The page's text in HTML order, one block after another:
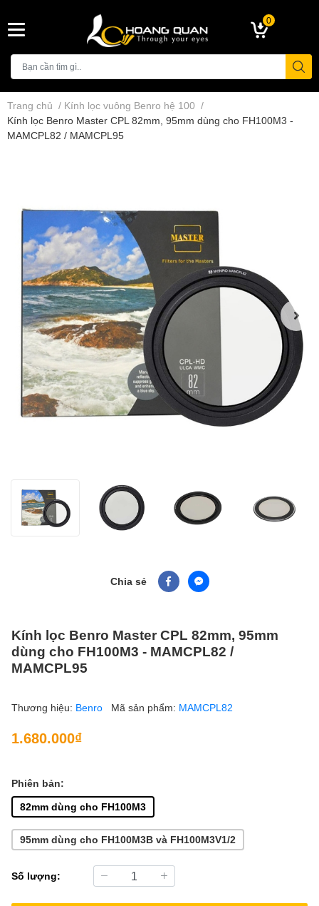
0
Trang chủ / Kính lọc vuông Benro hệ 100 /
Kính lọc Benro Master CPL 82mm, 95mm dùng cho FH100M3 -
MAMCPL82 / MAMCPL95
Chia sẻ
Kính lọc Benro Master CPL 82mm, 95mm
dùng cho FH100M3 - MAMCPL82 /
MAMCPL95
Thương hiệu: Benro Mã sản phẩm: MAMCPL82
1.680.000₫
Phiên bản:
82mm dùng cho FH100M3
95mm dùng cho FH100M3B và FH100M3V1/2
Số lượng: